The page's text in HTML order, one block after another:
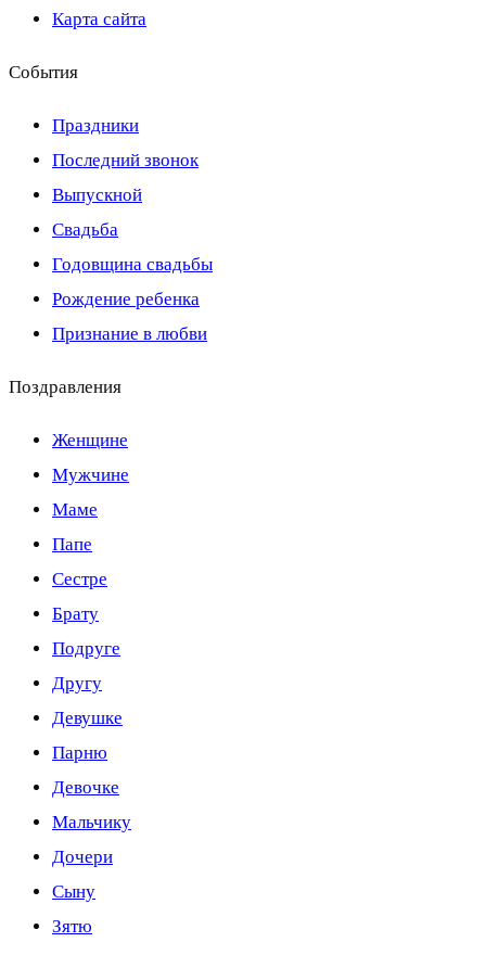
Карта сайта
События
Праздники
Последний звонок
Выпускной
Свадьба
Годовщина свадьбы
Рождение ребенка
Признание в любви
Поздравления
Женщине
Мужчине
Маме
Папе
Сестре
Брату
Подруге
Другу
Девушке
Парню
Девочке
Мальчику
Дочери
Сыну
Зятю